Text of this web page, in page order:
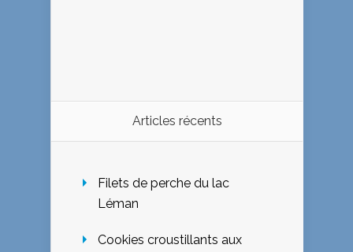
Articles récents
Filets de perche du lac
Léman
Cookies croustillants aux